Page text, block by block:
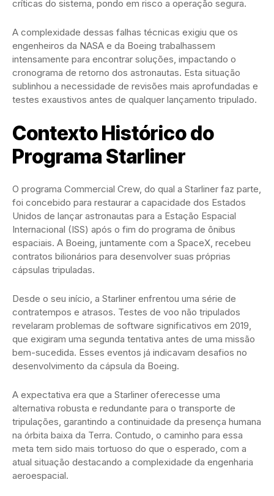
críticas do sistema, pondo em risco a operação segura.
A complexidade dessas falhas técnicas exigiu que os
engenheiros da NASA e da Boeing trabalhassem
intensamente para encontrar soluções, impactando o
cronograma de retorno dos astronautas. Esta situação
sublinhou a necessidade de revisões mais aprofundadas e
testes exaustivos antes de qualquer lançamento tripulado.
Contexto Histórico do
Programa Starliner
O programa Commercial Crew, do qual a Starliner faz parte,
foi concebido para restaurar a capacidade dos Estados
Unidos de lançar astronautas para a Estação Espacial
Internacional (ISS) após o fim do programa de ônibus
espaciais. A Boeing, juntamente com a SpaceX, recebeu
contratos bilionários para desenvolver suas próprias
cápsulas tripuladas.
Desde o seu início, a Starliner enfrentou uma série de
contratempos e atrasos. Testes de voo não tripulados
revelaram problemas de software significativos em 2019,
que exigiram uma segunda tentativa antes de uma missão
bem-sucedida. Esses eventos já indicavam desafios no
desenvolvimento da cápsula da Boeing.
A expectativa era que a Starliner oferecesse uma
alternativa robusta e redundante para o transporte de
tripulações, garantindo a continuidade da presença humana
na órbita baixa da Terra. Contudo, o caminho para essa
meta tem sido mais tortuoso do que o esperado, com a
atual situação destacando a complexidade da engenharia
aeroespacial.